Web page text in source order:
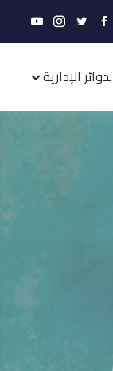
الإدارية